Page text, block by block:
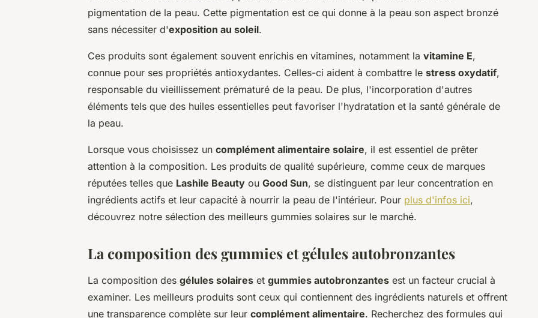
pigmentation de la peau. Cette pigmentation est ce qui donne à la peau son aspect bronzé
sans nécessiter d'exposition au soleil.
Ces produits sont également souvent enrichis en vitamines, notamment la vitamine E,
connue pour ses propriétés antioxydantes. Celles-ci aident à combattre le stress oxydatif,
responsable du vieillissement prématuré de la peau. De plus, l'incorporation d'autres
éléments tels que des huiles essentielles peut favoriser l'hydratation et la santé générale de
la peau.
Lorsque vous choisissez un complément alimentaire solaire, il est essentiel de prêter
attention à la composition. Les produits de qualité supérieure, comme ceux de marques
réputées telles que Lashile Beauty ou Good Sun, se distinguent par leur concentration en
ingrédients actifs et leur capacité à nourrir la peau de l'intérieur. Pour plus d'infos ici,
découvrez notre sélection des meilleurs gummies solaires sur le marché.
La composition des gummies et gélules autobronzantes
La composition des gélules solaires et gummies autobronzantes est un facteur crucial à
examiner. Les meilleurs produits sont ceux qui contiennent des ingrédients naturels et offrent
une transparence complète sur leur complément alimentaire. Recherchez des formules qui